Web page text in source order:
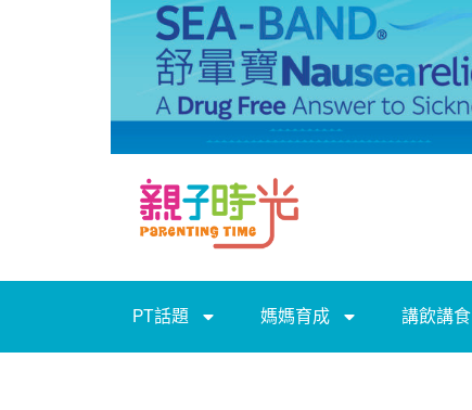
PT話題 媽媽育成 講飲講食